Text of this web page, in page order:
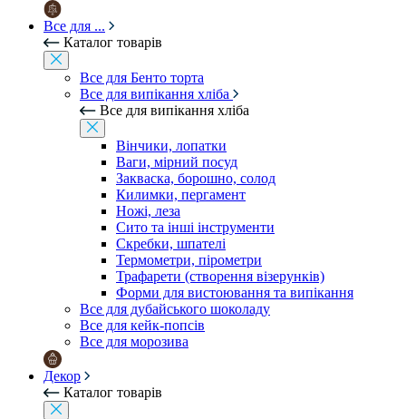
Все для ...
Каталог товарів
Все для Бенто торта
Все для випікання хліба
Все для випікання хліба
Вінчики, лопатки
Ваги, мірний посуд
Закваска, борошно, солод
Килимки, пергамент
Ножі, леза
Сито та інші інструменти
Скребки, шпателі
Термометри, пірометри
Трафарети (створення візерунків)
Форми для вистоювання та випікання
Все для дубайського шоколаду
Все для кейк-попсів
Все для морозива
Декор
Каталог товарів